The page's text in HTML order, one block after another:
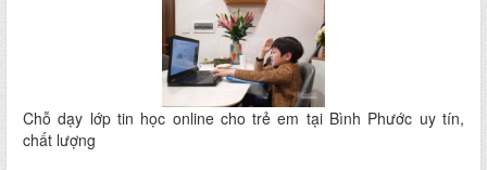
Chỗ dạy lớp tin học online cho trẻ em tại Bình Phước uy tín,
chất lượng